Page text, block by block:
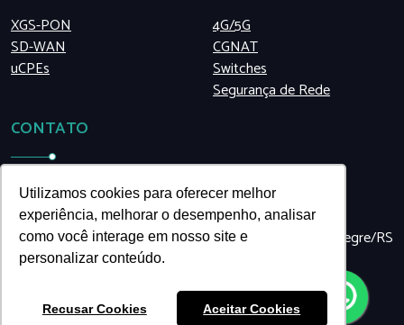
Utilizamos cookies para oferecer melhor
experiência, melhorar o desempenho, analisar
como você interage em nosso site e
personalizar conteúdo.
Recusar Cookies Aceitar Cookies
XGS-PON
SD-WAN
uCPEs
4G/5G
CGNAT
Switches
Segurança de Rede
CONTATO
(11) 5199.8990
venko@venkonetworks.com
Travessa São José, 455, sala 48 | Navegantes | Porto Alegre/RS
| Brasil